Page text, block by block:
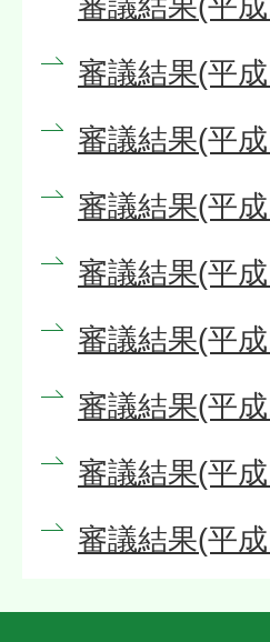
審議結果(平
審議結果(平
審議結果(平
審議結果(平
審議結果(平
審議結果(平
審議結果(平
審議結果(平